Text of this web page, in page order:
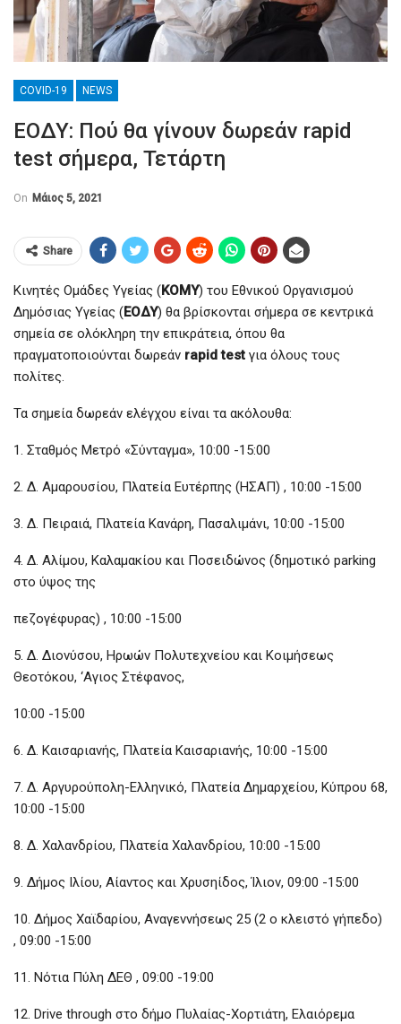
COVID-19 NEWS
ΕΟΔΥ: Πού θα γίνουν δωρεάν rapid
test σήμερα, Τετάρτη
On Μάιος 5, 2021
Share
Κινητές Ομάδες Υγείας (ΚΟΜΥ) του Εθνικού Οργανισμού
Δημόσιας Υγείας (ΕΟΔΥ) θα βρίσκονται σήμερα σε κεντρικά
σημεία σε ολόκληρη την επικράτεια, όπου θα
πραγματοποιούνται δωρεάν rapid test για όλους τους
πολίτες.
Τα σημεία δωρεάν ελέγχου είναι τα ακόλουθα:
1. Σταθμός Μετρό «Σύνταγμα», 10:00 -15:00
2. Δ. Αμαρουσίου, Πλατεία Ευτέρπης (ΗΣΑΠ) , 10:00 -15:00
3. Δ. Πειραιά, Πλατεία Κανάρη, Πασαλιμάνι, 10:00 -15:00
4. Δ. Αλίμου, Καλαμακίου και Ποσειδώνος (δημοτικό parking
στο ύψος της
πεζογέφυρας) , 10:00 -15:00
5. Δ. Διονύσου, Ηρωών Πολυτεχνείου και Κοιμήσεως
Θεοτόκου, ‘Αγιος Στέφανος,
10:00 -15:00
6. Δ. Καισαριανής, Πλατεία Καισαριανής, 10:00 -15:00
7. Δ. Αργυρούπολη-Ελληνικό, Πλατεία Δημαρχείου, Κύπρου 68,
10:00 -15:00
8. Δ. Χαλανδρίου, Πλατεία Χαλανδρίου, 10:00 -15:00
9. Δήμος Ιλίου, Αίαντος και Χρυσηίδος, Ίλιον, 09:00 -15:00
10. Δήμος Χαϊδαρίου, Αναγεννήσεως 25 (2 ο κλειστό γήπεδο)
, 09:00 -15:00
11. Νότια Πύλη ΔΕΘ , 09:00 -19:00
12. Drive through στο δήμο Πυλαίας-Χορτιάτη, Ελαιόρεμα